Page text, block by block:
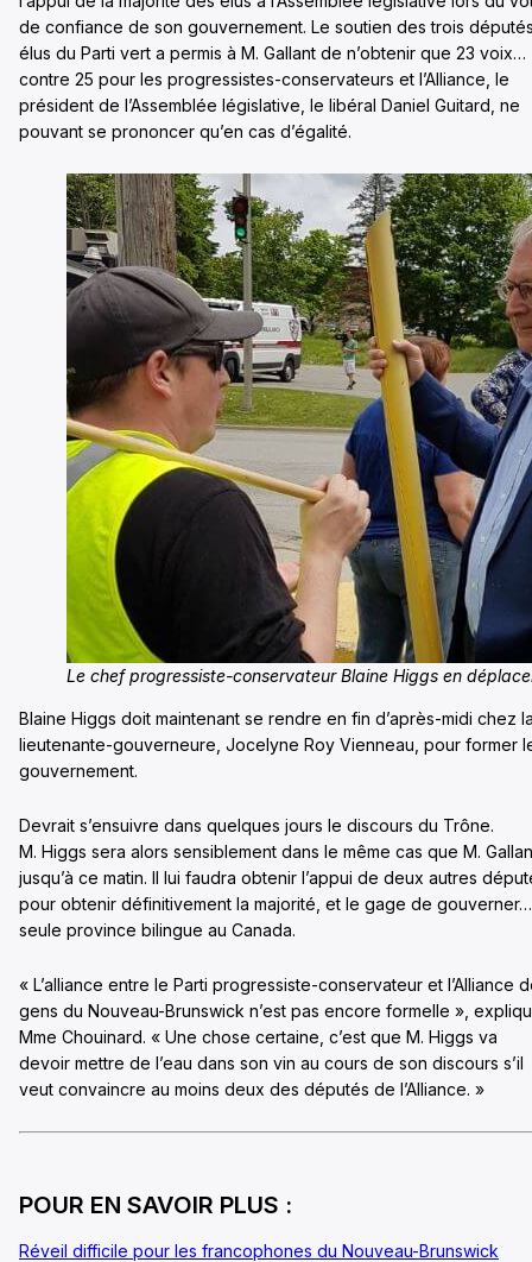
de confiance de son gouvernement. Le soutien des trois
élus du Parti vert a permis à M. Gallant de n’obtenir que 23 voix…
contre 25 pour les progressistes-conservateurs et l’Alliance, le
président de l’Assemblée législative, le libéral Daniel Guitard, ne
pouvant se prononcer qu’en cas d’égalité.
Le chef progressiste-conservateur Blaine Higgs en
Blaine Higgs doit maintenant se rendre en fin d’après-midi chez
lieutenante-gouverneure, Jocelyne Roy Vienneau, pour former
gouvernement.
Devrait s’ensuivre dans quelques jours le discours du Trône.
M. Higgs sera alors sensiblement dans le même cas que M.
jusqu’à ce matin. Il lui faudra obtenir l’appui de deux autres
pour obtenir définitivement la majorité, et le gage de
seule province bilingue au Canada.
« L’alliance entre le Parti progressiste-conservateur et l’Alliance
gens du Nouveau-Brunswick n’est pas encore formelle »,
Mme Chouinard. « Une chose certaine, c’est que M. Higgs va
devoir mettre de l’eau dans son vin au cours de son discours s’il
veut convaincre au moins deux des députés de l’Alliance. »
POUR EN SAVOIR PLUS :
Réveil difficile pour les francophones du Nouveau-Brunswick